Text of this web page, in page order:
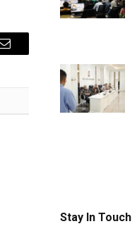
Email
Stay In Touch